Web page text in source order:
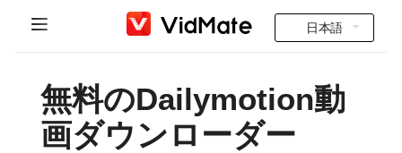
インド動画
日本語
Deutsch
無料のDailymotion動
画ダウンローダー